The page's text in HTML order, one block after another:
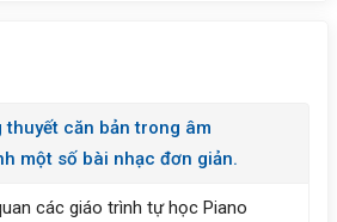
thuyết căn bản trong âm
một số bài nhạc đơn giản.
các giáo trình tự học Piano